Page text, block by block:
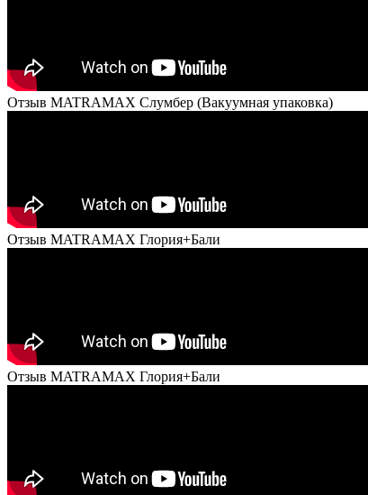
Отзыв MATRAMAX Слумбер (Вакуумная упаковка)
Отзыв MATRAMAX Глория+Бали
Отзыв MATRAMAX Глория+Бали